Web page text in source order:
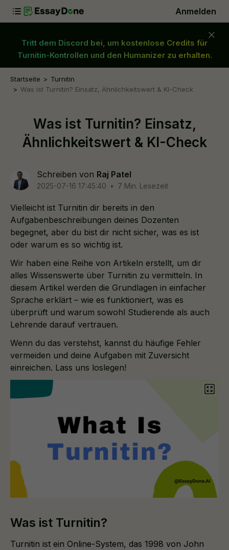
Anmelden
Tritt dem Discord bei, um kostenlose Credits für
Turnitin-Kontrollen und den Humanizer zu erhalten.
Startseite
Turnitin
Was ist Turnitin? Einsatz, Ähnlichkeitswert & KI-Check
Was ist Turnitin? Einsatz,
Ähnlichkeitswert & KI-Check
Schreiben von Raj Patel
2025-07-16 17:45:40 • 7 Min. Lesezeit
Vielleicht ist Turnitin dir bereits in den
Aufgabenbeschreibungen deines Dozenten
begegnet, aber du bist dir nicht sicher, was es ist
oder warum es so wichtig ist.
Wir haben eine Reihe von Artikeln erstellt, um dir
alles Wissenswerte über Turnitin zu vermitteln. In
diesem Artikel werden die Grundlagen in einfacher
Sprache erklärt – wie es funktioniert, was es
überprüft und warum sowohl Studierende als auch
Lehrende darauf vertrauen.
Wenn du das verstehst, kannst du häufige Fehler
vermeiden und deine Aufgaben mit Zuversicht
einreichen. Lass uns loslegen!
Was ist Turnitin?
Turnitin ist ein Online-System, das 1998 von John